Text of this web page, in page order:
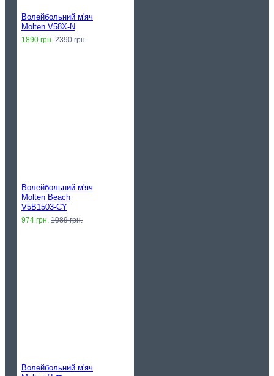
Волейбольний м'яч
Molten V58X-N
1890 грн. 2390 грн.
Волейбольний м'яч
Molten Beach
V5B1503-CY
974 грн. 1089 грн.
Волейбольний м'яч